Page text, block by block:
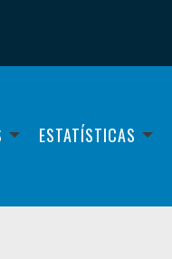
ESTATÍSTICAS